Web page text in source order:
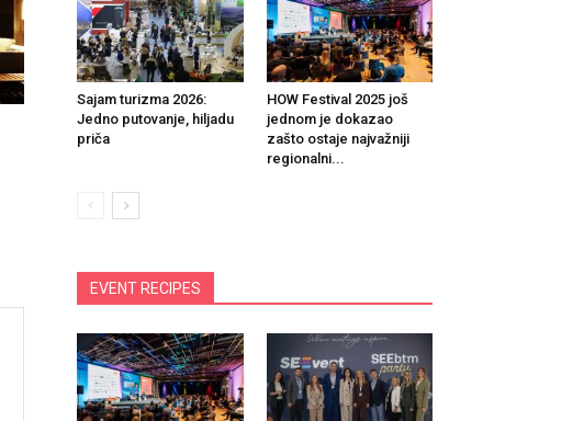
Sajam turizma 2026:
Jedno putovanje, hiljadu
priča
HOW Festival 2025 još
jednom je dokazao
zašto ostaje najvažniji
regionalni...
EVENT RECIPES